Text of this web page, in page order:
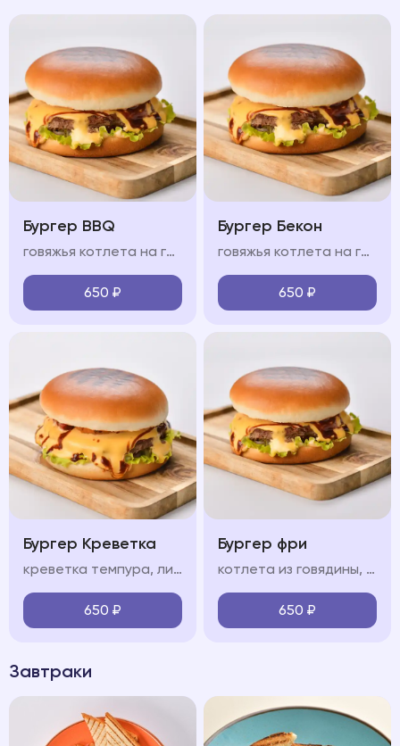
Бургер BBQ
говяжья котлета на гриле, сыр чеддер, свежие овощи, пикантный соус BBQ, мягкая булочка бриошь
650 ₽
Бургер Бекон
говяжья котлета на гриле, ломтики бекона, сыр чеддер, свежие овощи, пикантный соус, мягкая булочка бриошь
650 ₽
Бургер Креветка
креветка темпура, лист салата, красный лук, маринованный огурец, бриошь, сливочный сыр, соус, помидор
650 ₽
Бургер фри
котлета из говядины, лист салата, красный лук, маринованный огурец, соус, сыр чеддер, картофель фри
650 ₽
Завтраки